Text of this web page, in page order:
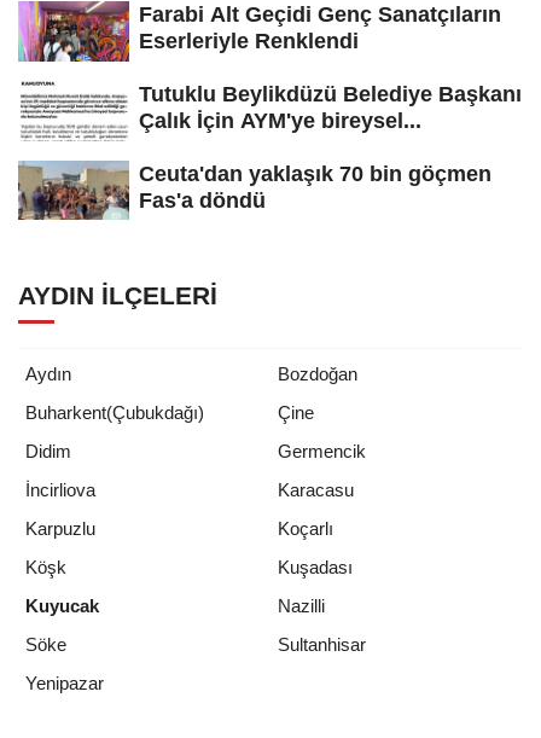
Farabi Alt Geçidi Genç Sanatçıların
Eserleriyle Renklendi
Tutuklu Beylikdüzü Belediye Başkanı
Çalık İçin AYM'ye bireysel...
Ceuta'dan yaklaşık 70 bin göçmen
Fas'a döndü
AYDIN İLÇELERI
Aydın
Bozdoğan
Buharkent(Çubukdağı)
Çine
Didim
Germencik
İncirliova
Karacasu
Karpuzlu
Koçarlı
Köşk
Kuşadası
Kuyucak
Nazilli
Söke
Sultanhisar
Yenipazar